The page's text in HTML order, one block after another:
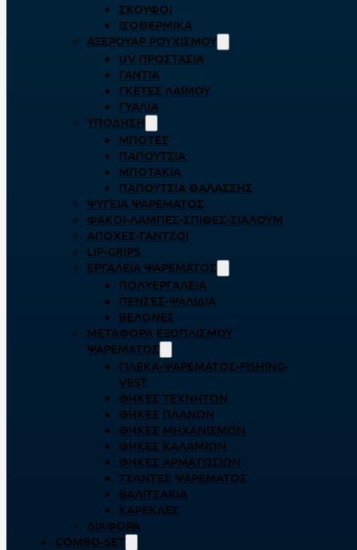
ΣΚΟΎΦΟΙ
ΙΣΟΘΕΡΜΙΚΆ
ΑΞΕΡΟΥΆΡ ΡΟΥΧΙΣΜΟΎ
UV ΠΡΟΣΤΑΣΊΑ
ΓΆΝΤΙΑ
ΓΚΈΤΕΣ ΛΑΊΜΟΥ
ΓΥΑΛΙΆ
ΥΠΌΔΗΣΗ
ΜΠΌΤΕΣ
ΠΑΠΟΎΤΣΙΑ
ΜΠΟΤΆΚΙΑ
ΠΑΠΟΎΤΣΙΑ ΘΑΛΆΣΣΗΣ
ΨΥΓΕΊΑ ΨΑΡΈΜΑΤΟΣ
ΦΑΚΟΊ-ΛΆΜΠΕΣ-ΣΠΊΘΕΣ-ΣΊΑΛΟΥΜ
ΑΠΌΧΕΣ-ΓΆΝΤΖΟΙ
LIP-GRIPS
EΡΓΑΛΕΊΑ ΨΑΡΈΜΑΤΟΣ
ΠΟΛΥΕΡΓΑΛΕΊΑ
ΠΈΝΣΕΣ-ΨΑΛΊΔΙΑ
ΒΕΛΌΝΕΣ
ΜΕΤΑΦΟΡΆ ΕΞΟΠΛΙΣΜΟΎ
ΨΑΡΈΜΑΤΟΣ
ΓΙΛΈΚΑ-ΨΑΡΈΜΑΤΟΣ-FISHING-
VEST
ΘΉΚΕΣ ΤΕΧΝΗΤΏΝ
ΘΉΚΕΣ ΠΛΆΝΩΝ
ΘΉΚΕΣ ΜΗΧΑΝΙΣΜΏΝ
ΘΉΚΕΣ ΚΑΛΑΜΙΏΝ
ΘΉΚΕΣ ΑΡΜΑΤΩΣΙΏΝ
ΤΣΆΝΤΕΣ ΨΑΡΈΜΑΤΟΣ
ΒΑΛΙΤΣΆΚΙΑ
ΚΑΡΈΚΛΕΣ
ΔΙΆΦΟΡΑ
COMBO-SET